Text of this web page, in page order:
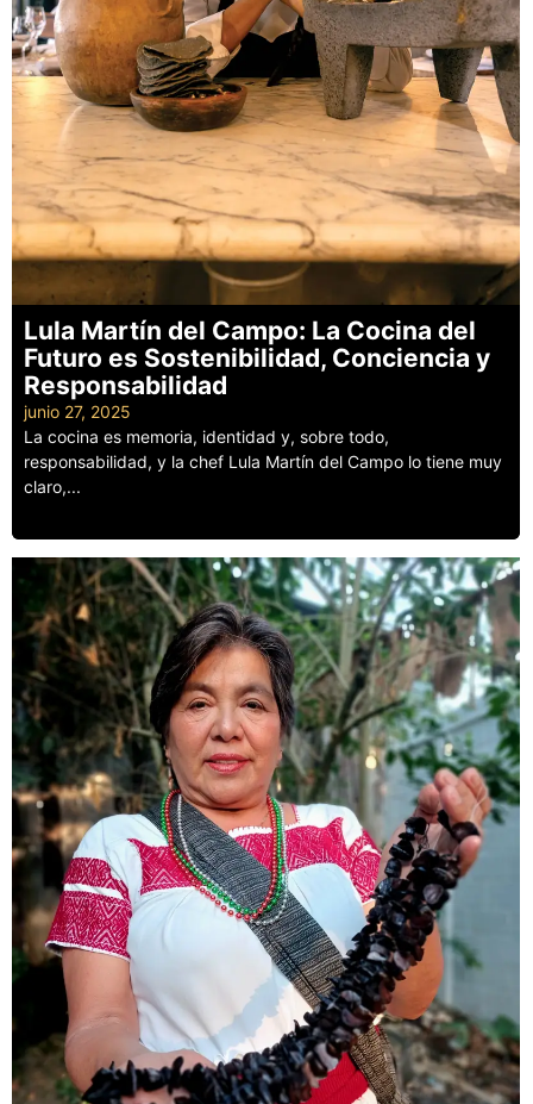
Lula Martín del Campo: La Cocina del
Futuro es Sostenibilidad, Conciencia y
Responsabilidad
junio 27, 2025
La cocina es memoria, identidad y, sobre todo,
responsabilidad, y la chef Lula Martín del Campo lo tiene muy
claro,...